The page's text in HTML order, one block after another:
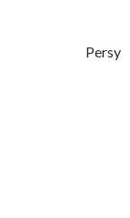
Persy